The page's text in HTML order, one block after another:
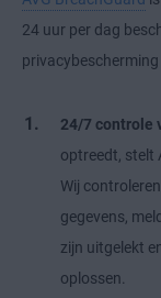
24 uur per dag
24/7 controle
optreedt, stelt
Wij
gegevens,
zijn uitgelekt
oplossen.